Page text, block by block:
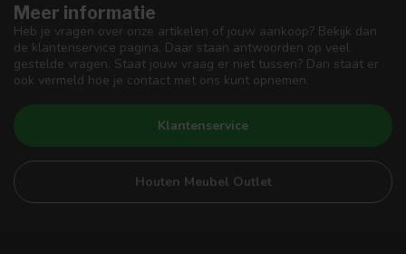
Meer informatie
Heb je vragen over onze artikelen of jouw aankoop? Bekijk dan
de klantenservice pagina. Daar staan antwoorden op veel
gestelde vragen. Staat jouw vraag er niet tussen? Dan staat er
ook vermeld hoe je contact met ons kunt opnemen.
Klantenservice
Houten Meubel Outlet